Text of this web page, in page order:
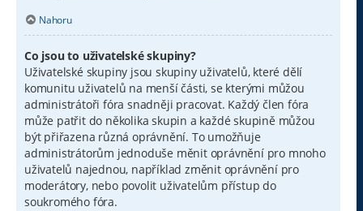
Nahoru
Co jsou to uživatelské skupiny?
Uživatelské skupiny jsou skupiny uživatelů, které dělí
komunitu uživatelů na menší části, se kterými můžou
administrátoři fóra snadněji pracovat. Každý člen fóra
může patřit do několika skupin a každé skupině můžou
být přiřazena různá oprávnění. To umožňuje
administrátorům jednoduše měnit oprávnění pro mnoho
uživatelů najednou, například změnit oprávnění pro
moderátory, nebo povolit uživatelům přístup do
soukromého fóra.